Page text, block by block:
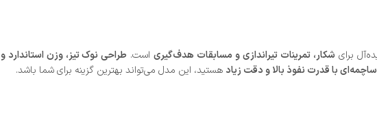
شکار، تمرینات تیراندازی و مسابقات هدف‌گیریاست. طراحی نوک تیز، وزن استاندارد و
ساچمه‌ای با قدرت نفوذ بالا و دقت زیاد هستید، این مدل می‌تواند بهترین گزینه برای شما باشد.